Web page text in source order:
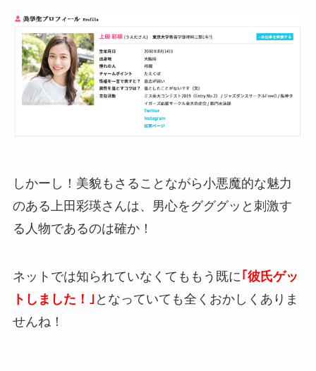
しかーし！美貌もさることながら小悪魔的な魅力
のある上田彩瑛さんは、男心をグググッと刺激す
る人物であるのは確か！
ネットでは知られていなくてももう既に ｢彼氏ゲッ
トしました！｣ となっていても全くおかしくありま
せんね！